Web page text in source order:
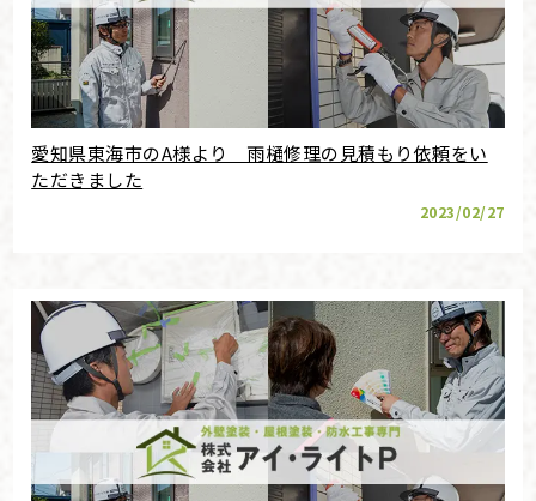
愛知県東海市のA様より 雨樋修理の見積もり依頼をい
ただきました
2023/02/27